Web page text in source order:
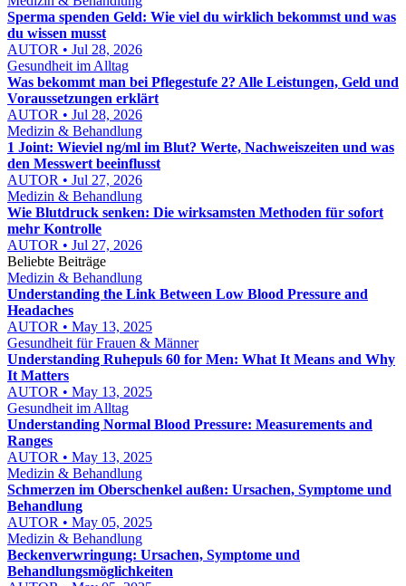
Sperma spenden Geld: Wie viel du wirklich bekommst und was
du wissen musst
AUTOR • Jul 28, 2026
Gesundheit im Alltag
Was bekommt man bei Pflegestufe 2? Alle Leistungen, Geld und
Voraussetzungen erklärt
AUTOR • Jul 28, 2026
Medizin & Behandlung
1 Joint: Wieviel ng/ml im Blut? Werte, Nachweiszeiten und was
den Messwert beeinflusst
AUTOR • Jul 27, 2026
Medizin & Behandlung
Wie Blutdruck senken: Die wirksamsten Methoden für sofort
mehr Kontrolle
AUTOR • Jul 27, 2026
Beliebte Beiträge
Medizin & Behandlung
Understanding the Link Between Low Blood Pressure and
Headaches
AUTOR • May 13, 2025
Gesundheit für Frauen & Männer
Understanding Ruhepuls 60 for Men: What It Means and Why
It Matters
AUTOR • May 13, 2025
Gesundheit im Alltag
Understanding Normal Blood Pressure: Measurements and
Ranges
AUTOR • May 13, 2025
Medizin & Behandlung
Schmerzen im Oberschenkel außen: Ursachen, Symptome und
Behandlung
AUTOR • May 05, 2025
Medizin & Behandlung
Beckenverwringung: Ursachen, Symptome und
Behandlungsmöglichkeiten